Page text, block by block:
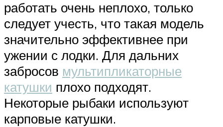
работать очень неплохо, только
следует учесть, что такая модель
значительно эффективнее при
ужении с лодки. Для дальних
забросов мультипликаторные
катушки плохо подходят.
Некоторые рыбаки используют
карповые катушки.